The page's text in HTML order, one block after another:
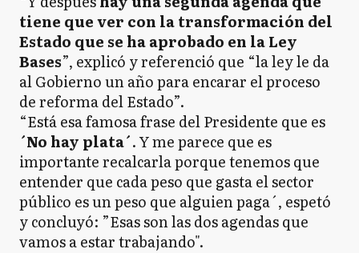
tiene que ver con la transformación del
Estado que se ha aprobado en la Ley
Bases”, explicó y referenció que “la ley le da
al Gobierno un año para encarar el proceso
de reforma del Estado”.
“Está esa famosa frase del Presidente que es
´No hay plata´. Y me parece que es
importante recalcarla porque tenemos que
entender que cada peso que gasta el sector
público es un peso que alguien paga´, espetó
y concluyó: ”Esas son las dos agendas que
vamos a estar trabajando".